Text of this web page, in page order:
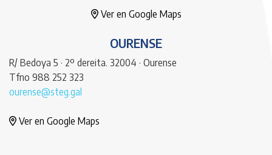
Ver en Google Maps
OURENSE
R/ Bedoya 5 · 2º dereita. 32004 · Ourense
Tfno 988 252 323
ourense@steg.gal
Ver en Google Maps